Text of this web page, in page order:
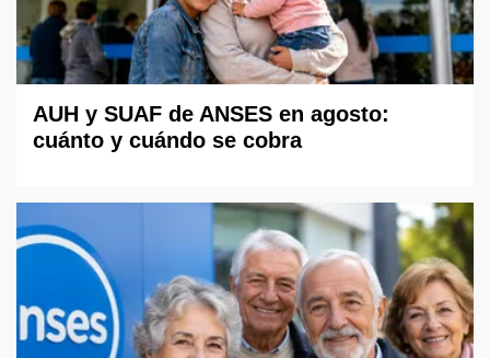
AUH y SUAF de ANSES en agosto:
cuánto y cuándo se cobra